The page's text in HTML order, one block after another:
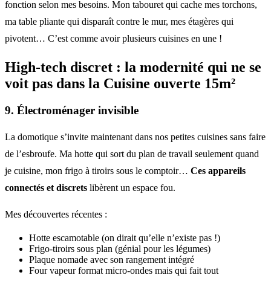
fonction selon mes besoins. Mon tabouret qui cache mes torchons,
ma table pliante qui disparaît contre le mur, mes étagères qui
pivotent… C’est comme avoir plusieurs cuisines en une !
High-tech discret : la modernité qui ne se
voit pas dans la Cuisine ouverte 15m²
9. Électroménager invisible
La domotique s’invite maintenant dans nos petites cuisines sans faire
de l’esbroufe. Ma hotte qui sort du plan de travail seulement quand
je cuisine, mon frigo à tiroirs sous le comptoir… Ces appareils
connectés et discrets libèrent un espace fou.
Mes découvertes récentes :
Hotte escamotable (on dirait qu’elle n’existe pas !)
Frigo-tiroirs sous plan (génial pour les légumes)
Plaque nomade avec son rangement intégré
Four vapeur format micro-ondes mais qui fait tout